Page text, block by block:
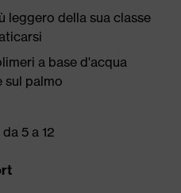
leggero della sua classe
a base d'acqua
sul palmo
5 a 12